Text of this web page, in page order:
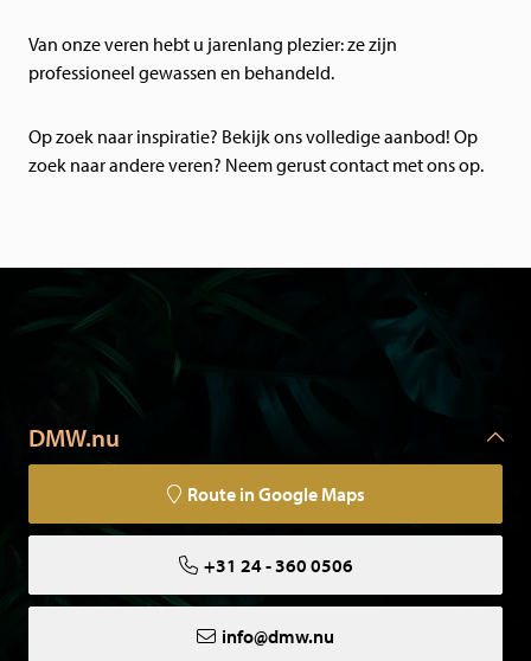
Van onze veren hebt u jarenlang plezier: ze zijn
professioneel gewassen en behandeld.
Op zoek naar inspiratie? Bekijk ons volledige aanbod! Op
zoek naar andere veren? Neem gerust contact met ons op.
DMW.nu
Route in Google Maps
+31 24 - 360 0506
info@dmw.nu